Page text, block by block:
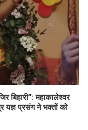
बिहारी”: महाकालेश्वर
यज्ञ प्रसंग ने भक्तों को